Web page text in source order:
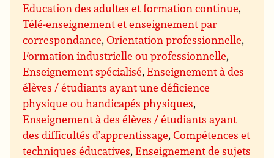
Education des adultes et formation continue,
Télé-enseignement et enseignement par
correspondance,Orientation professionnelle,
Formation industrielle ou professionnelle,
Enseignement spécialisé,Enseignement à des
élèves / étudiants ayant une déficience
physique ou handicapés physiques,
Enseignement à des élèves / étudiants ayant
des difficultés d’apprentissage,Compétences et
techniques éducatives,Enseignement de sujets